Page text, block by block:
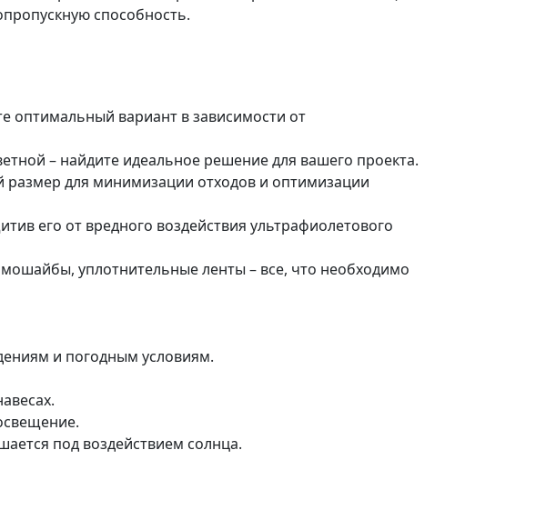
способность.
оптимальный вариант в зависимости от
– найдите идеальное решение для вашего проекта.
для минимизации отходов и оптимизации
его от вредного воздействия ультрафиолетового
уплотнительные ленты – все, что необходимо
и погодным условиям.
под воздействием солнца.